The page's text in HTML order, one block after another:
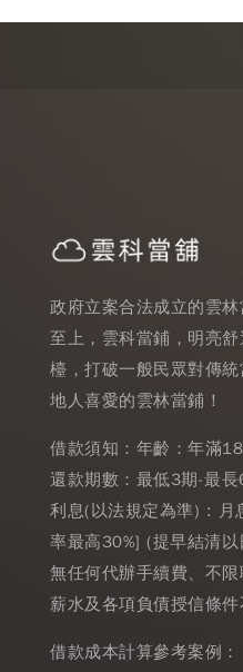
政府立案合法成立的雲
至上，雲科當鋪，明亮
檯，打破一般民眾對傳
地人喜愛的雲林當鋪！
借款須知：年齡：年滿
還款期數：最低3期-最長
利息(以法規定為準) : 月
率最高30%] (提早結清
無任何代辦手續費、不限
薪水及各項負債授信條件
借款成本計算參考案例：